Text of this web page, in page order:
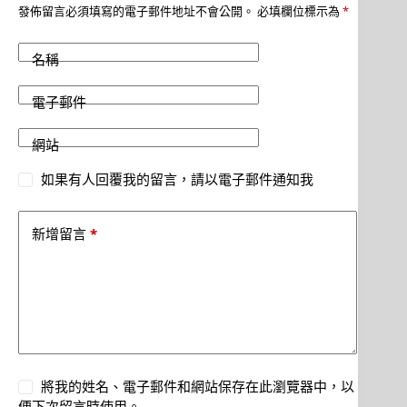
發佈留言必須填寫的電子郵件地址不會公開。 必填欄位標示為 *
名稱
電子郵件
網站
如果有人回覆我的留言，請以電子郵件通知我
新增留言 *
將我的姓名、電子郵件和網站保存在此瀏覽器中，以